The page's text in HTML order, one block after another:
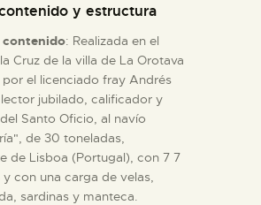
y estructura
contenido: Realizada en el
Cruz de la villa de La Orotava
por el licenciado fray Andrés
jubilado, calificador y
Santo Oficio, al navío
de 30 toneladas,
de Lisboa (Portugal), con 7 7
con una carga de velas,
sardinas y manteca.